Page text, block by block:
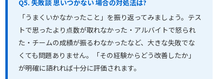
Q5. 失敗談 思いつかない 場合の対処法は?
「うまくいかなかったこと」を振り返ってみましょう。テス
トで思ったより点数が取れなかった・アルバイトで怒られ
た・チームの成績が振るわなかったなど、大きな失敗でな
くても問題ありません。「その経験からどう改善したか」
が明確に語れれば十分に評価されます。